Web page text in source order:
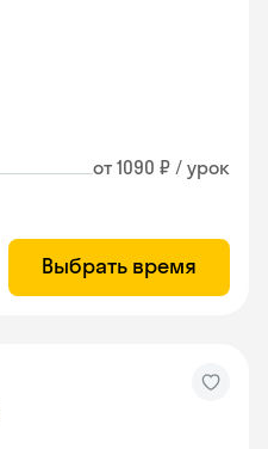
от 1090 ₽ / урок
Выбрать время